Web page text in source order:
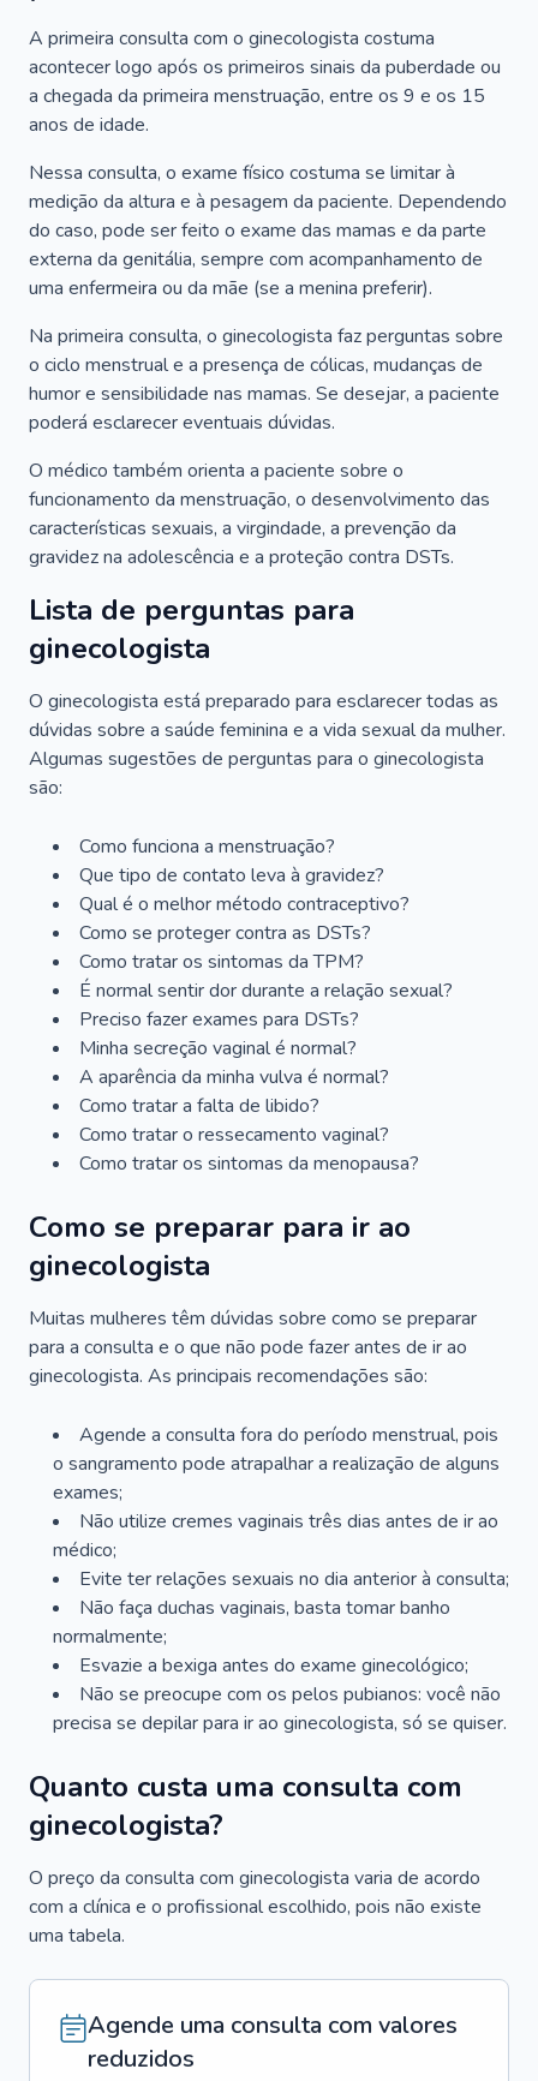
A primeira consulta com o ginecologista costuma
acontecer logo após os primeiros sinais da puberdade ou
a chegada da primeira menstruação, entre os 9 e os 15
anos de idade.
Nessa consulta, o exame físico costuma se limitar à
medição da altura e à pesagem da paciente. Dependendo
do caso, pode ser feito o exame das mamas e da parte
externa da genitália, sempre com acompanhamento de
uma enfermeira ou da mãe (se a menina preferir).
Na primeira consulta, o ginecologista faz perguntas sobre
o ciclo menstrual e a presença de cólicas, mudanças de
humor e sensibilidade nas mamas. Se desejar, a paciente
poderá esclarecer eventuais dúvidas.
O médico também orienta a paciente sobre o
funcionamento da menstruação, o desenvolvimento das
características sexuais, a virgindade, a prevenção da
gravidez na adolescência e a proteção contra DSTs.
Lista de perguntas para
ginecologista
O ginecologista está preparado para esclarecer todas as
dúvidas sobre a saúde feminina e a vida sexual da mulher.
Algumas sugestões de perguntas para o ginecologista
são:
Como funciona a menstruação?
Que tipo de contato leva à gravidez?
Qual é o melhor método contraceptivo?
Como se proteger contra as DSTs?
Como tratar os sintomas da TPM?
É normal sentir dor durante a relação sexual?
Preciso fazer exames para DSTs?
Minha secreção vaginal é normal?
A aparência da minha vulva é normal?
Como tratar a falta de libido?
Como tratar o ressecamento vaginal?
Como tratar os sintomas da menopausa?
Como se preparar para ir ao
ginecologista
Muitas mulheres têm dúvidas sobre como se preparar
para a consulta e o que não pode fazer antes de ir ao
ginecologista. As principais recomendações são:
Agende a consulta fora do período menstrual, pois
o sangramento pode atrapalhar a realização de alguns
exames;
Não utilize cremes vaginais três dias antes de ir ao
médico;
Evite ter relações sexuais no dia anterior à consulta;
Não faça duchas vaginais, basta tomar banho
normalmente;
Esvazie a bexiga antes do exame ginecológico;
Não se preocupe com os pelos pubianos: você não
precisa se depilar para ir ao ginecologista, só se quiser.
Quanto custa uma consulta com
ginecologista?
O preço da consulta com ginecologista varia de acordo
com a clínica e o profissional escolhido, pois não existe
uma tabela.
Agende uma consulta com valores
reduzidos